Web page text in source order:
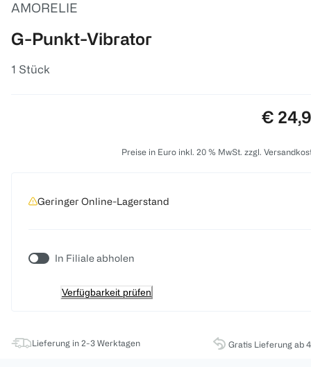
AMORELIE
G-Punkt-Vibrator
1 Stück
Preis:
€
Preise in Euro inkl. 20 % MwSt. zzgl.
Geringer Online-Lagerstand
In Filiale abholen
Verfügbarkeit prüfen
Lieferung in 2-3 Werktagen Gratis Lieferung ab